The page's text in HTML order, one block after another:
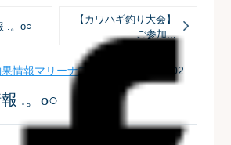
.。o○
【カワハギ釣り大会】
ご参加...
情報マリーナブログ | 2021-11-02
.。o○